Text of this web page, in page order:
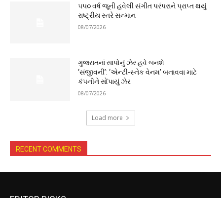
૫૫૦ વર્ષ જૂની હવેલી સંગીત પરંપરાને પ્રાપ્ત થયું
રાષ્ટ્રીય સ્તરે સન્માન
08/07/2026
ગુજરાતનાં સાપોનું ઝેર હવે બનશે
‘સંજીવની’: ‘એન્ટી-સ્નેક વેનમ’ બનાવવા માટે
કંપનીને સોંપાયું ઝેર
08/07/2026
Load more
RECENT COMMENTS